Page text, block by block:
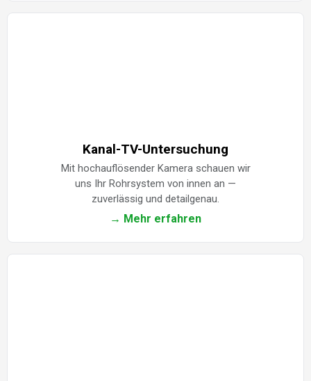
Kanal-TV-Untersuchung
Mit hochauflösender Kamera schauen wir
uns Ihr Rohrsystem von innen an —
zuverlässig und detailgenau.
→ Mehr erfahren